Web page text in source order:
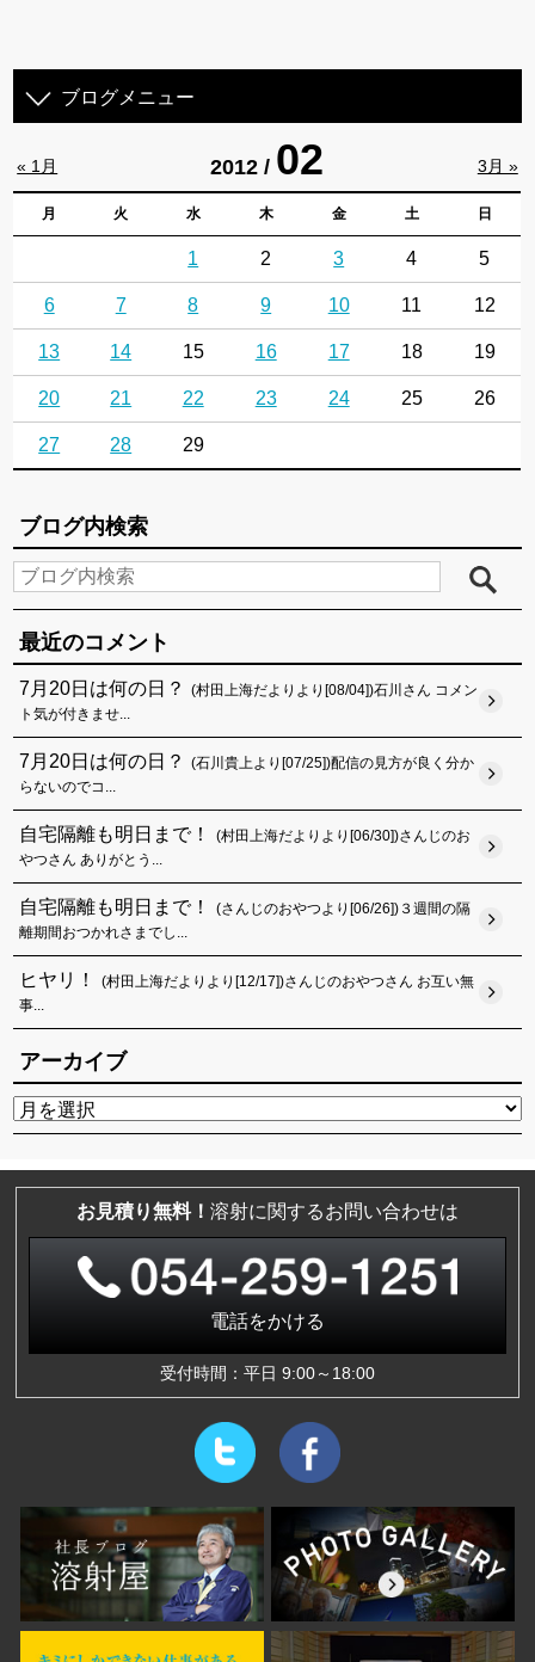
ブログメニュー
2012 / 02
月 火 水 木 金 土 日
1 2 3 4 5
6 7 8 9 10 11 12
13 14 15 16 17 18 19
20 21 22 23 24 25 26
27 28 29
« 1月 3月 »
ブログ内検索
最近のコメント
7月20日は何の日？
(村田上海だよりより[08/04])石川さん コメン
ト気が付きませ...
7月20日は何の日？
(石川貴上より[07/25])配信の見方が良く分か
らないのでコ...
自宅隔離も明日まで！
(村田上海だよりより[06/30])さんじのお
やつさん ありがとう...
自宅隔離も明日まで！
(さんじのおやつより[06/26])３週間の隔
離期間おつかれさまでし...
ヒヤリ！
(村田上海だよりより[12/17])さんじのおやつさん お互い無
事...
アーカイブ
お見積り無料！ 溶射に関するお問い合わせは
電話をかける
受付時間：平日 9:00～18:00